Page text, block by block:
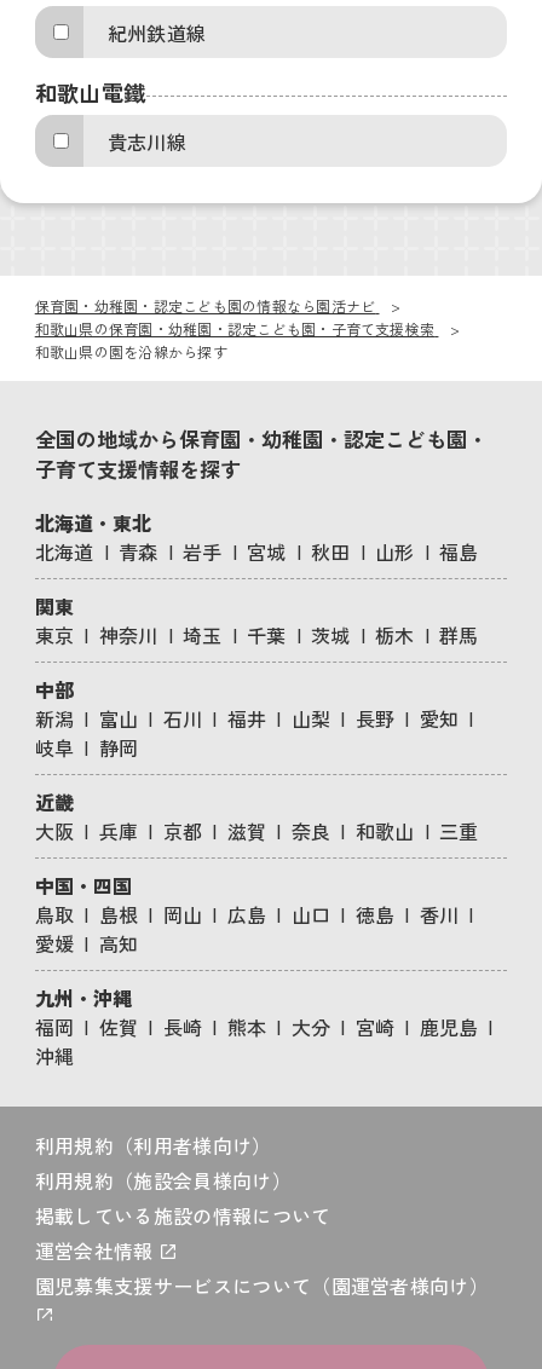
紀州鉄道線
和歌山電鐵
貴志川線
保育園・幼稚園・認定こども園の情報なら園活ナビ
和歌山県の保育園・幼稚園・認定こども園・子育て支援検索
和歌山県の園を沿線から探す
全国の地域から保育園・幼稚園・認定こども園・
子育て支援情報を探す
北海道・東北
北海道
青森 岩手 宮城 秋田 山形
福島
関東
東京
神奈川 埼玉 千葉 茨城 栃木
群馬
中部
新潟
富山 石川 福井 山梨 長野
愛知
岐阜
静岡
近畿
大阪
兵庫 京都 滋賀 奈良 和歌山
三重
中国・四国
鳥取
島根 岡山 広島 山口 徳島
香川
愛媛
高知
九州・沖縄
福岡
佐賀 長崎 熊本 大分 宮崎
鹿児島
沖縄
利用規約（利用者様向け）
利用規約（施設会員様向け）
掲載している施設の情報について
運営会社情報
園児募集支援サービスについて（園運営者様向け）
プライバシーポリシー